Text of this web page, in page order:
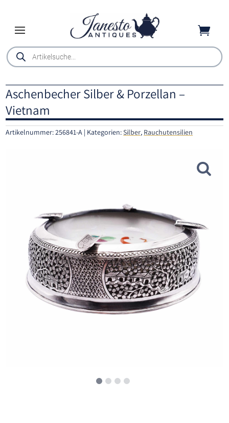

Products
search
Aschenbecher Silber & Porzellan –
Vietnam
Artikelnummer:256841-A Kategorien:Silber, Rauchutensilien